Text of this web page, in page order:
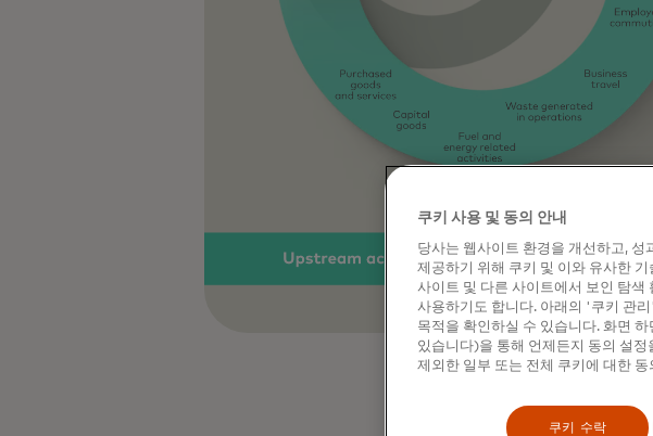
쿠키 사용 및 동의 안내
당사는 웹사이트 환경을 개선하고, 성
제공하기 위해 쿠키 및 이와 유사한
사이트 및 다른 사이트에서 보인 탐색
사용하기도 합니다. 아래의 '쿠키 관
목적을 확인하실 수 있습니다. 화면
있습니다)을 통해 언제든지 동의 설
제외한 일부 또는 전체 쿠키에 대한
쿠키 수락